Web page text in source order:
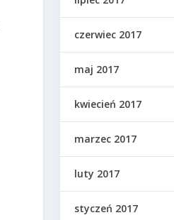
czerwiec 2017
maj 2017
kwiecień 2017
marzec 2017
luty 2017
styczeń 2017